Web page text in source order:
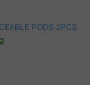
PODS 2PCS